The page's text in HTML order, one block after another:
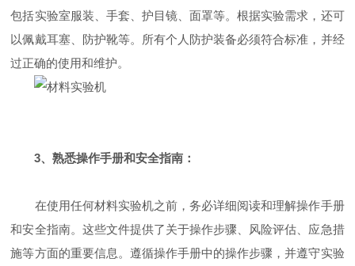
包括实验室服装、手套、护目镜、面罩等。根据实验需求，还可
以佩戴耳塞、防护靴等。所有个人防护装备必须符合标准，并经
过正确的使用和维护。
3、熟悉操作手册和安全指南：
在使用任何材料实验机之前，务必详细阅读和理解操作手册
和安全指南。这些文件提供了关于操作步骤、风险评估、应急措
施等方面的重要信息。遵循操作手册中的操作步骤，并遵守实验